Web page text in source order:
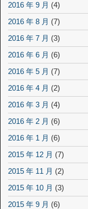
2016 年 9 月 (4)
2016 年 8 月 (7)
2016 年 7 月 (3)
2016 年 6 月 (6)
2016 年 5 月 (7)
2016 年 4 月 (2)
2016 年 3 月 (4)
2016 年 2 月 (6)
2016 年 1 月 (6)
2015 年 12 月 (7)
2015 年 11 月 (2)
2015 年 10 月 (3)
2015 年 9 月 (6)